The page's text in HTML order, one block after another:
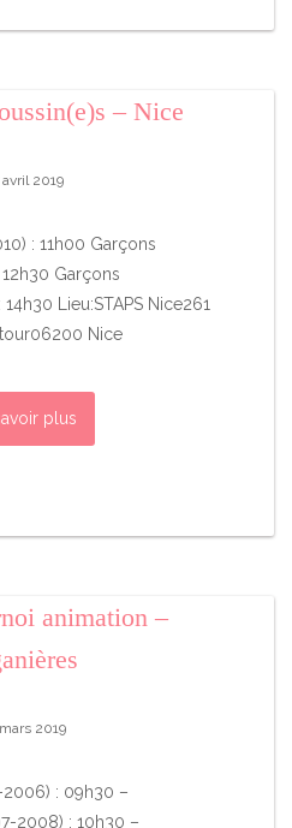
– Nice
avril 2019
: 11h00 Garçons
Garçons
Lieu:STAPS Nice261
Nice
plus
animation –
2019
2006) : 09h30 –
2008) : 10h30 –